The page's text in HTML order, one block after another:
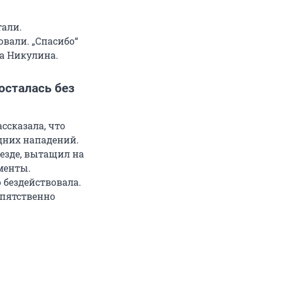
„Спасибо“
Никулина.
без
что
нападений.
вытащил на